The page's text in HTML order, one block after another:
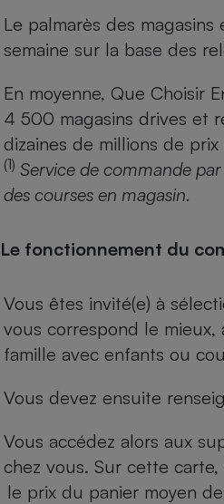
Le palmarès des
semaine sur la base des
En moyenne, Que Choisir
4 500 magasins drives et
dizaines de millions de
(1) Service de commande
des courses en magasin.
Le fonctionnement du
Vous êtes invité(e) à
vous correspond le mieux,
famille avec enfants ou
Vous devez ensuite
Vous accédez alors aux
chez vous. Sur cette
le prix du panier moyen